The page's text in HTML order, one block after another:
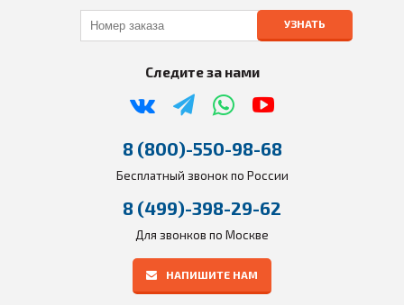
УЗНАТЬ
Следите за нами
8 (800)-550-98-68
Бесплатный звонок по России
8 (499)-398-29-62
Для звонков по Москве
НАПИШИТЕ НАМ